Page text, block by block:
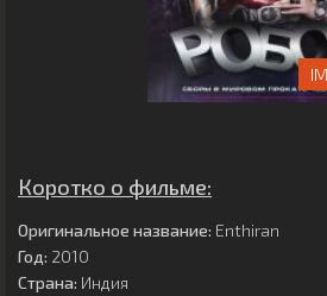
Коротко о фильме:
Оригинальное название: Enthiran
Год: 2010
Страна: Индия